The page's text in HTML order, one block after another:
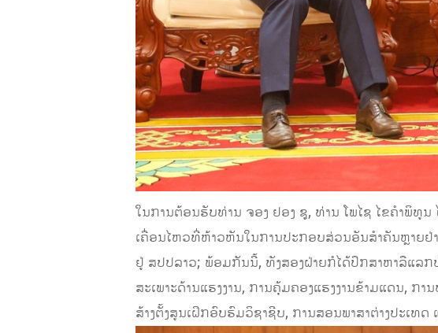
ໃນການຕ້ອນຮັບທ່ານ ຈອງ ຢອງ ຊູ, ທ່ານ ໂພໄຊ ໄຂຄຳພິ
ເຄື່ອນໄຫວທີ່ຫ້າວຫັນໃນການປະກອບສ່ວນອັນສຳຄັນຫຼາຍຢ່
ຢູ່ ສປປລາວ; ພ້ອມກັນນີ້, ທັງສອງຝ່າຍກໍໄດ້ປຶກສາຫາລືແລກ
ສະເພາະດ້ານແຮງງານ, ການຄຸ້ມຄອງແຮງງານຂ້າມແດນ, ກ
ສ້າງຕັ້ງສູນເຝິກອົບຮົມວິຊາຊີບ, ການສອນພາສາຕ່າງປະເທ